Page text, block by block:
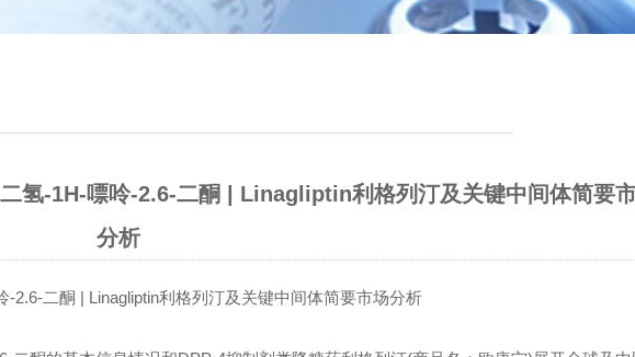
氢-1H-嘌呤-2.6-二酮 | Linagliptin利格列汀及关键中间体简要
分析
二酮 | Linagliptin利格列汀及关键中间体简要市场分析